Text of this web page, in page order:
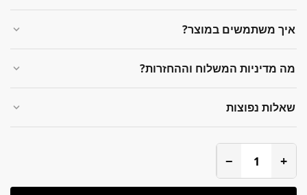
איך משתמשים במוצר?
מה מדיניות המשלוח וההחזרות?
שאלות נפוצות
+
−